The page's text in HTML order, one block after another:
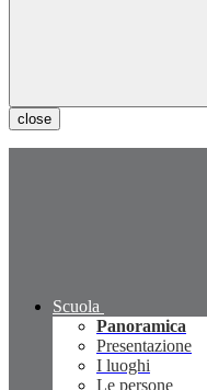
close
Scuola
Panoramica
Presentazione
I luoghi
Le persone